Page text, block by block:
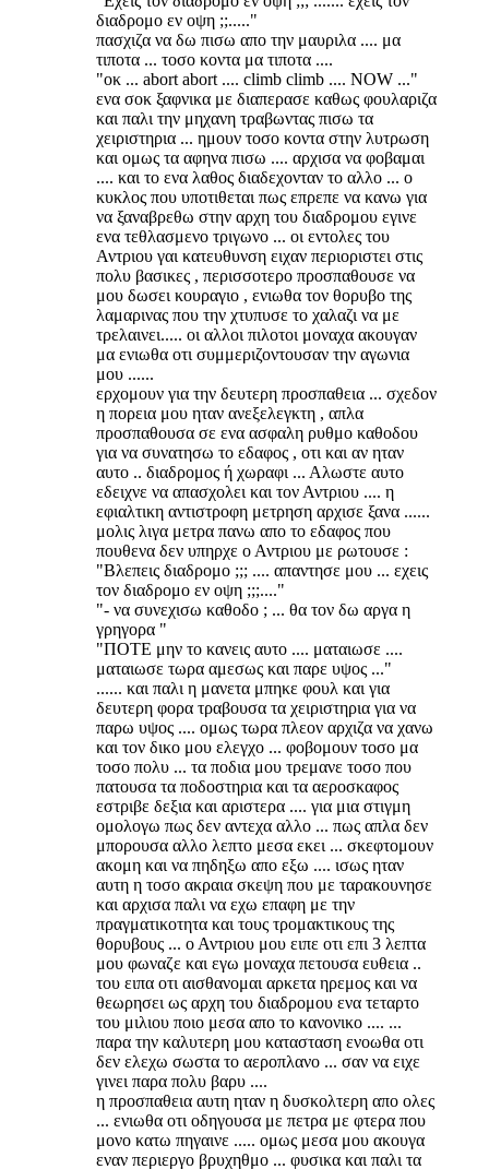
διαδρομο εν οψη ;;....."
πασχιζα να δω πισω απο την μαυριλα .... μα
τιποτα ... τοσο κοντα μα τιποτα ....
"οκ ... abort abort .... climb climb .... NOW ..."
ενα σοκ ξαφνικα με διαπερασε καθως φουλαριζα
και παλι την μηχανη τραβωντας πισω τα
χειριστηρια ... ημουν τοσο κοντα στην λυτρωση
και ομως τα αφηνα πισω .... αρχισα να φοβαμαι
.... και το ενα λαθος διαδεχονταν το αλλο ... ο
κυκλος που υποτιθεται πως επρεπε να κανω για
να ξαναβρεθω στην αρχη του διαδρομου εγινε
ενα τεθλασμενο τριγωνο ... οι εντολες του
Αντριου γαι κατευθυνση ειχαν περιοριστει στις
πολυ βασικες , περισσοτερο προσπαθουσε να
μου δωσει κουραγιο , ενιωθα τον θορυβο της
λαμαρινας που την χτυπυσε το χαλαζι να με
τρελαινει..... οι αλλοι πιλοτοι μοναχα ακουγαν
μα ενιωθα οτι συμμεριζοντουσαν την αγωνια
μου ......
ερχομουν για την δευτερη προσπαθεια ... σχεδον
η πορεια μου ηταν ανεξελεγκτη , απλα
προσπαθουσα σε ενα ασφαλη ρυθμο καθοδου
για να συνατησω το εδαφος , οτι και αν ηταν
αυτο .. διαδρομος ή χωραφι ... Αλωστε αυτο
εδειχνε να απασχολει και τον Αντριου .... η
εφιαλτικη αντιστροφη μετρηση αρχισε ξανα ......
μολις λιγα μετρα πανω απο το εδαφος που
πουθενα δεν υπηρχε ο Αντριου με ρωτουσε :
"Βλεπεις διαδρομο ;;; .... απαντησε μου ... εχεις
τον διαδρομο εν οψη ;;;...."
"- να συνεχισω καθοδο ; ... θα τον δω αργα η
γρηγορα "
"ΠΟΤΕ μην το κανεις αυτο .... ματαιωσε ....
ματαιωσε τωρα αμεσως και παρε υψος ..."
...... και παλι η μανετα μπηκε φουλ και για
δευτερη φορα τραβουσα τα χειριστηρια για να
παρω υψος .... ομως τωρα πλεον αρχιζα να χανω
και τον δικο μου ελεγχο ... φοβομουν τοσο μα
τοσο πολυ ... τα ποδια μου τρεμανε τοσο που
πατουσα τα ποδοστηρια και τα αεροσκαφος
εστριβε δεξια και αριστερα .... για μια στιγμη
ομολογω πως δεν αντεχα αλλο ... πως απλα δεν
μπορουσα αλλο λεπτο μεσα εκει ... σκεφτομουν
ακομη και να πηδηξω απο εξω .... ισως ηταν
αυτη η τοσο ακραια σκεψη που με ταρακουνησε
και αρχισα παλι να εχω επαφη με την
πραγματικοτητα και τους τρομακτικους της
θορυβους ... ο Αντριου μου ειπε οτι επι 3 λεπτα
μου φωναζε και εγω μοναχα πετουσα ευθεια ..
του ειπα οτι αισθανομαι αρκετα ηρεμος και να
θεωρησει ως αρχη του διαδρομου ενα τεταρτο
του μιλιου ποιο μεσα απο το κανονικο .... ...
παρα την καλυτερη μου κατασταση ενοωθα οτι
δεν ελεχω σωστα το αεροπλανο ... σαν να ειχε
γινει παρα πολυ βαρυ ....
η προσπαθεια αυτη ηταν η δυσκολτερη απο ολες
... ενιωθα οτι οδηγουσα με πετρα με φτερα που
μονο κατω πηγαινε ..... ομως μεσα μου ακουγα
εναν περιεργο βρυχηθμο ... φυσικα και παλι τα